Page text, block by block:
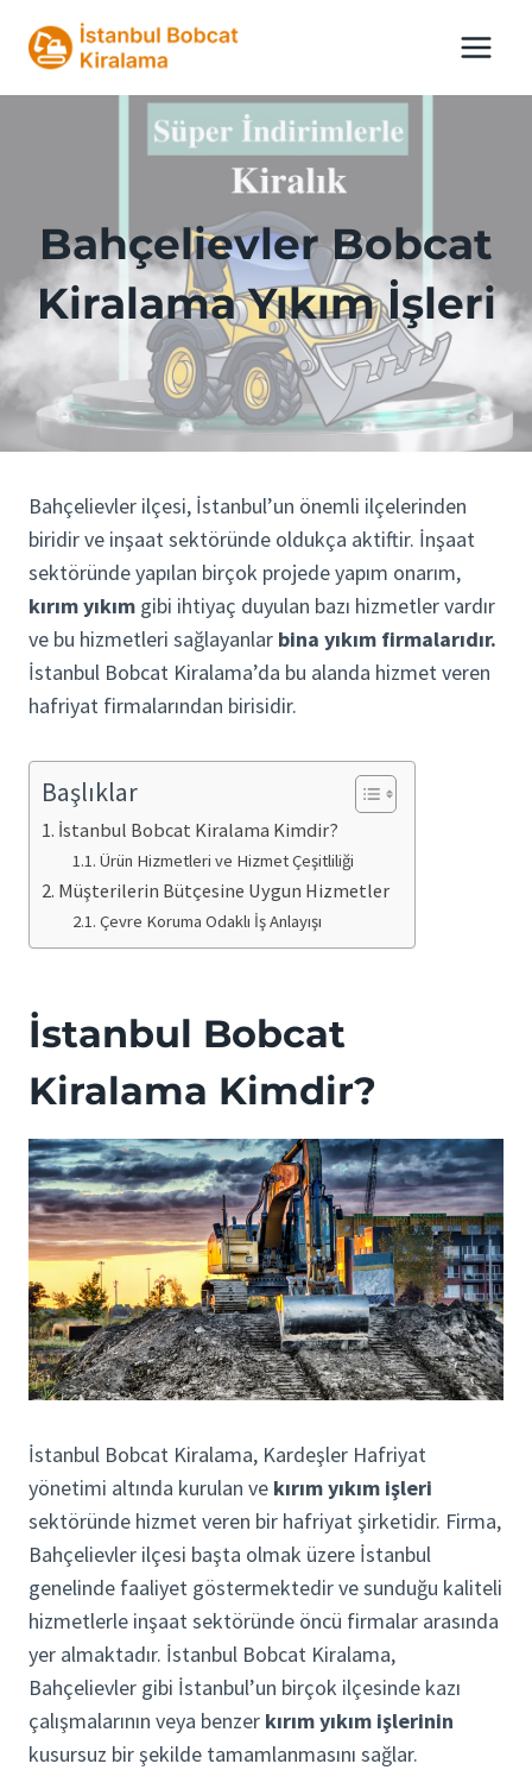
Bahçelievler Bobcat
Kiralama Yıkım İşleri
Bahçelievler ilçesi, İstanbul’un önemli ilçelerinden
biridir ve inşaat sektöründe oldukça aktiftir. İnşaat
sektöründe yapılan birçok projede yapım onarım,
kırım yıkım gibi ihtiyaç duyulan bazı hizmetler vardır
ve bu hizmetleri sağlayanlar bina yıkım firmalarıdır.
İstanbul Bobcat Kiralama’da bu alanda hizmet veren
hafriyat firmalarından birisidir.
Başlıklar
İstanbul Bobcat Kiralama Kimdir?
Ürün Hizmetleri ve Hizmet Çeşitliliği
Müşterilerin Bütçesine Uygun Hizmetler
Çevre Koruma Odaklı İş Anlayışı
İstanbul Bobcat
Kiralama Kimdir?
İstanbul Bobcat Kiralama, Kardeşler Hafriyat
yönetimi altında kurulan ve kırım yıkım işleri
sektöründe hizmet veren bir hafriyat şirketidir. Firma,
Bahçelievler ilçesi başta olmak üzere İstanbul
genelinde faaliyet göstermektedir ve sunduğu kaliteli
hizmetlerle inşaat sektöründe öncü firmalar arasında
yer almaktadır. İstanbul Bobcat Kiralama,
Bahçelievler gibi İstanbul’un birçok ilçesinde kazı
çalışmalarının veya benzer kırım yıkım işlerinin
kusursuz bir şekilde tamamlanmasını sağlar.